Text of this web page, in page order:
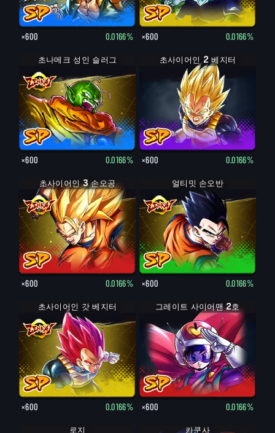
×600 0.0166% ×600 0.0166%
초나메크 성인 슬러그
×600 0.0166%
초사이어인 2 베지터
×600 0.0166%
초사이어인 3 손오공
×600 0.0166%
얼티밋 손오반
×600 0.0166%
초사이어인 갓 베지터
×600 0.0166%
그레이트 사이어맨 2호
×600 0.0166%
로지 카쿤사